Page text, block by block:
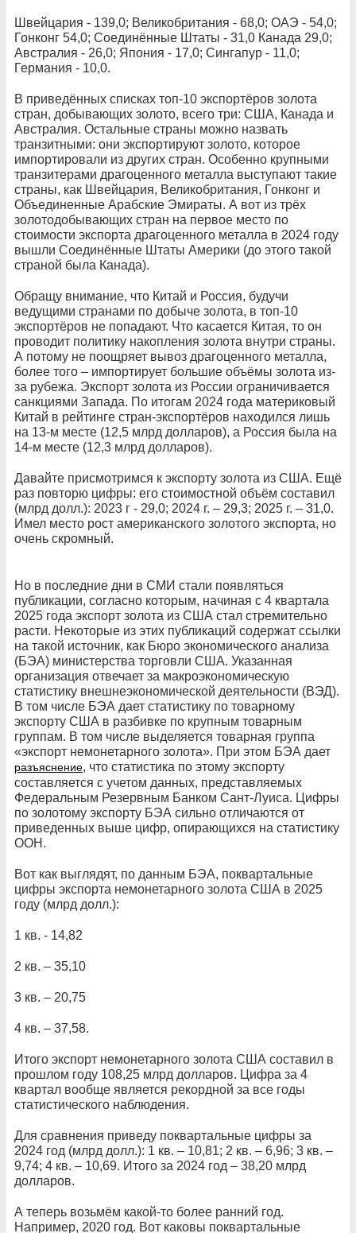
Швейцария - 139,0; Великобритания - 68,0; ОАЭ - 54,0;
Гонконг 54,0; Соединённые Штаты - 31,0 Канада 29,0;
Австралия - 26,0; Япония - 17,0; Сингапур - 11,0;
Германия - 10,0.
В приведённых списках топ-10 экспортёров золота
стран, добывающих золото, всего три: США, Канада и
Австралия. Остальные страны можно назвать
транзитными: они экспортируют золото, которое
импортировали из других стран. Особенно крупными
транзитерами драгоценного металла выступают такие
страны, как Швейцария, Великобритания, Гонконг и
Объединенные Арабские Эмираты. А вот из трёх
золотодобывающих стран на первое место по
стоимости экспорта драгоценного металла в 2024 году
вышли Соединённые Штаты Америки (до этого такой
страной была Канада).
Обращу внимание, что Китай и Россия, будучи
ведущими странами по добыче золота, в топ-10
экспортёров не попадают. Что касается Китая, то он
проводит политику накопления золота внутри страны.
А потому не поощряет вывоз драгоценного металла,
более того – импортирует большие объёмы золота из-
за рубежа. Экспорт золота из России ограничивается
санкциями Запада. По итогам 2024 года материковый
Китай в рейтинге стран-экспортёров находился лишь
на 13-м месте (12,5 млрд долларов), а Россия была на
14-м месте (12,3 млрд долларов).
Давайте присмотримся к экспорту золота из США. Ещё
раз повторю цифры: его стоимостной объём составил
(млрд долл.): 2023 г - 29,0; 2024 г. – 29,3; 2025 г. – 31,0.
Имел место рост американского золотого экспорта, но
очень скромный.
Но в последние дни в СМИ стали появляться
публикации, согласно которым, начиная с 4 квартала
2025 года экспорт золота из США стал стремительно
расти. Некоторые из этих публикаций содержат ссылки
на такой источник, как Бюро экономического анализа
(БЭА) министерства торговли США. Указанная
организация отвечает за макроэкономическую
статистику внешнеэкономической деятельности (ВЭД).
В том числе БЭА дает статистику по товарному
экспорту США в разбивке по крупным товарным
группам. В том числе выделяется товарная группа
«экспорт немонетарного золота». При этом БЭА дает
разъяснение, что статистика по этому экспорту
составляется с учетом данных, представляемых
Федеральным Резервным Банком Сант-Луиса. Цифры
по золотому экспорту БЭА сильно отличаются от
приведенных выше цифр, опирающихся на статистику
ООН.
Вот как выглядят, по данным БЭА, поквартальные
цифры экспорта немонетарного золота США в 2025
году (млрд долл.):
1 кв. - 14,82
2 кв. – 35,10
3 кв. – 20,75
4 кв. – 37,58.
Итого экспорт немонетарного золота США составил в
прошлом году 108,25 млрд долларов. Цифра за 4
квартал вообще является рекордной за все годы
статистического наблюдения.
Для сравнения приведу поквартальные цифры за
2024 год (млрд долл.): 1 кв. – 10,81; 2 кв. – 6,96; 3 кв. –
9,74; 4 кв. – 10,69. Итого за 2024 год – 38,20 млрд
долларов.
А теперь возьмём какой-то более ранний год.
Например, 2020 год. Вот каковы поквартальные